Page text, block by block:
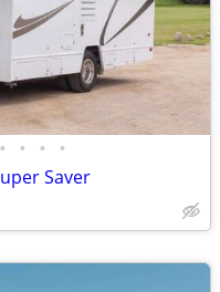
• • • •
Saver